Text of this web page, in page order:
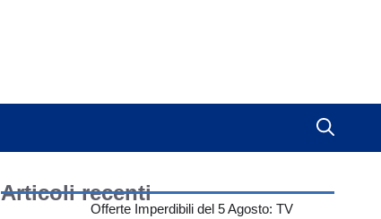
Articoli recenti
Offerte Imperdibili del 5 Agosto: TV